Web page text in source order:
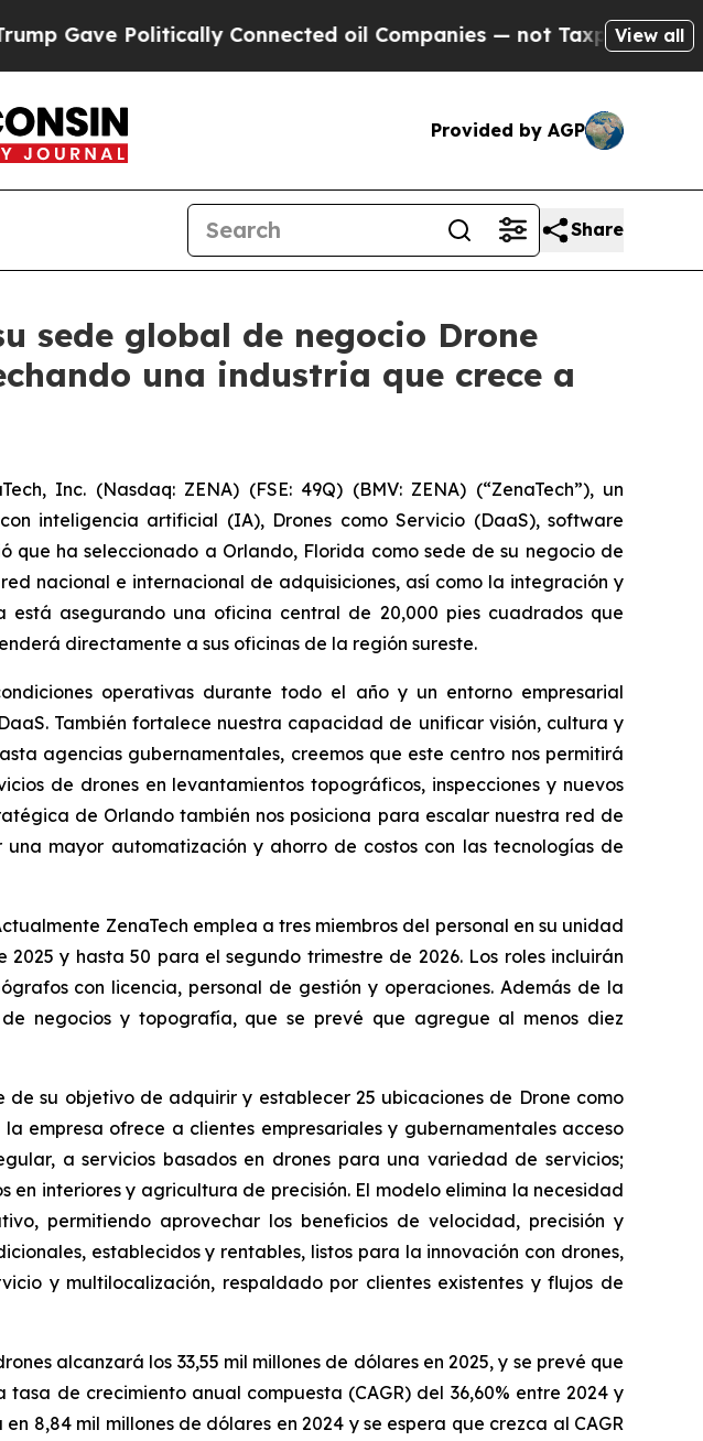
Connected oil Companies — not Taxpayers — the Chance
View all
Provided by AGP
Share
sede global de negocio Drone
una industria que crece a
Inc. (Nasdaq: ZENA) (FSE: 49Q) (BMV: ZENA) (“ZenaTech”), un
inteligencia artificial (IA), Drones como Servicio (DaaS), software
que ha seleccionado a Orlando, Florida como sede de su negocio de
nacional e internacional de adquisiciones, así como la integración y
está asegurando una oficina central de 20,000 pies cuadrados que
directamente a sus oficinas de la región sureste.
operativas durante todo el año y un entorno empresarial
También fortalece nuestra capacidad de unificar visión, cultura y
agencias gubernamentales, creemos que este centro nos permitirá
de drones en levantamientos topográficos, inspecciones y nuevos
de Orlando también nos posiciona para escalar nuestra red de
mayor automatización y ahorro de costos con las tecnologías de
ZenaTech emplea a tres miembros del personal en su unidad
y hasta 50 para el segundo trimestre de 2026. Los roles incluirán
con licencia, personal de gestión y operaciones. Además de la
negocios y topografía, que se prevé que agregue al menos diez
de su objetivo de adquirir y establecer 25 ubicaciones de Drone como
empresa ofrece a clientes empresariales y gubernamentales acceso
a servicios basados en drones para una variedad de servicios;
interiores y agricultura de precisión. El modelo elimina la necesidad
permitiendo aprovechar los beneficios de velocidad, precisión y
establecidos y rentables, listos para la innovación con drones,
y multilocalización, respaldado por clientes existentes y flujos de
alcanzará los 33,55 mil millones de dólares en 2025, y se prevé que
de crecimiento anual compuesta (CAGR) del 36,60% entre 2024 y
8,84 mil millones de dólares en 2024 y se espera que crezca al CAGR